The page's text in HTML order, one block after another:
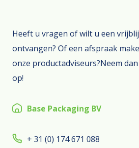
Heeft u vragen of wilt u een
ontvangen? Of een afspraak
onze productadviseurs?Neem
op!
Base Packaging BV
+ 31 (0) 174 671 088